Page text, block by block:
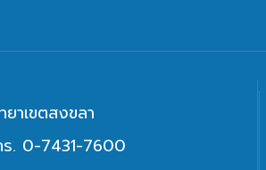
ยาเขตสงขลา
ร. 0-7431-7600